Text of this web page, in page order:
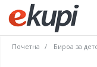
Почетна Бироа за